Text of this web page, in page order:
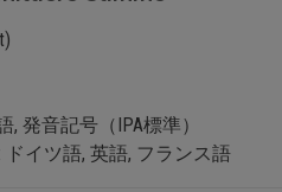
, 発音記号（IPA標準）
ドイツ語, 英語, フランス語